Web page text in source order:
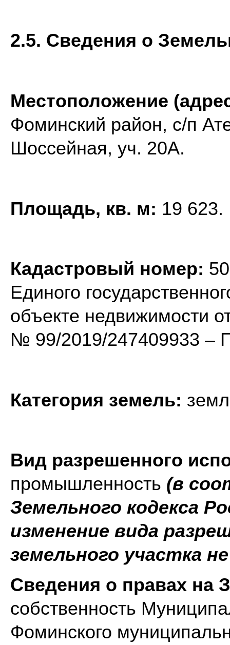
2.5. Сведения о
Местоположение
Фоминский район, с/п
Шоссейная, уч. 20А.
Площадь, кв. м: 19 623.
Кадастровый номер:
Единого
объекте недвижимости
№ 99/2019/247409933 –
Категория земель:
Вид разрешенного
промышленность (в
Земельного кодекса
изменение вида
земельного участка
Сведения о правах на
собственность
Фоминского